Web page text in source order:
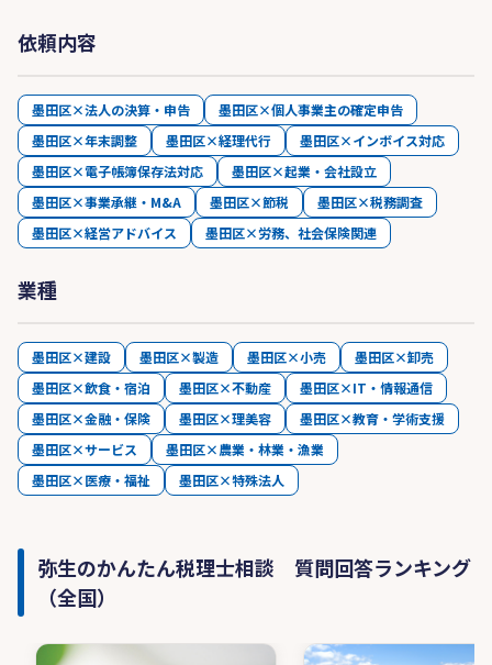
依頼内容
墨田区×法人の決算・申告
墨田区×個人事業主の確定申告
墨田区×年末調整
墨田区×経理代行
墨田区×インボイス対応
墨田区×電子帳簿保存法対応
墨田区×起業・会社設立
墨田区×事業承継・M&A
墨田区×節税
墨田区×税務調査
墨田区×経営アドバイス
墨田区×労務、社会保険関連
業種
墨田区×建設 墨田区×製造 墨田区×小売
墨田区×卸売
墨田区×飲食・宿泊
墨田区×不動産
墨田区×IT・情報通信
墨田区×金融・保険
墨田区×理美容
墨田区×教育・学術支援
墨田区×サービス
墨田区×農業・林業・漁業
墨田区×医療・福祉
墨田区×特殊法人
弥生のかんたん税理士相談 質問回答ランキング
（全国）